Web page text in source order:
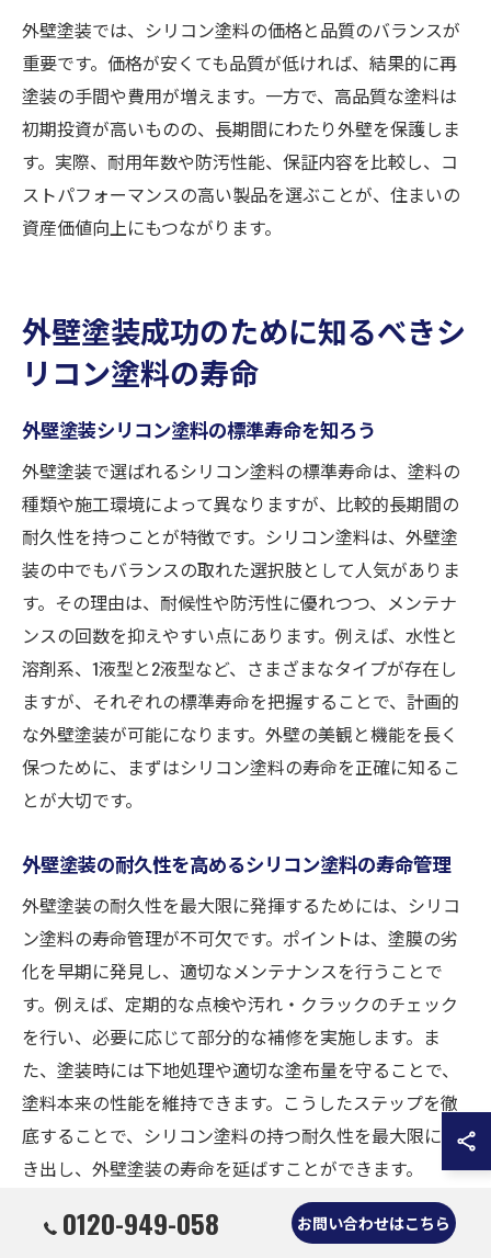
外壁塗装では、シリコン塗料の価格と品質のバランスが
重要です。価格が安くても品質が低ければ、結果的に再
塗装の手間や費用が増えます。一方で、高品質な塗料は
初期投資が高いものの、長期間にわたり外壁を保護しま
す。実際、耐用年数や防汚性能、保証内容を比較し、コ
ストパフォーマンスの高い製品を選ぶことが、住まいの
資産価値向上にもつながります。
外壁塗装成功のために知るべきシ
リコン塗料の寿命
外壁塗装シリコン塗料の標準寿命を知ろう
外壁塗装で選ばれるシリコン塗料の標準寿命は、塗料の
種類や施工環境によって異なりますが、比較的長期間の
耐久性を持つことが特徴です。シリコン塗料は、外壁塗
装の中でもバランスの取れた選択肢として人気がありま
す。その理由は、耐候性や防汚性に優れつつ、メンテナ
ンスの回数を抑えやすい点にあります。例えば、水性と
溶剤系、1液型と2液型など、さまざまなタイプが存在し
ますが、それぞれの標準寿命を把握することで、計画的
な外壁塗装が可能になります。外壁の美観と機能を長く
保つために、まずはシリコン塗料の寿命を正確に知るこ
とが大切です。
外壁塗装の耐久性を高めるシリコン塗料の寿命管理
外壁塗装の耐久性を最大限に発揮するためには、シリコ
ン塗料の寿命管理が不可欠です。ポイントは、塗膜の劣
化を早期に発見し、適切なメンテナンスを行うことで
す。例えば、定期的な点検や汚れ・クラックのチェック
を行い、必要に応じて部分的な補修を実施します。ま
た、塗装時には下地処理や適切な塗布量を守ることで、
塗料本来の性能を維持できます。こうしたステップを徹
底することで、シリコン塗料の持つ耐久性を最大限に引
き出し、外壁塗装の寿命を延ばすことができます。
シリコン塗料の寿命は外壁塗装計画にどう役立つか
0120-949-058 お問い合わせはこちら